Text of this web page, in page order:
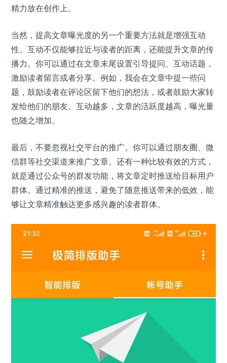
精力放在创作上。
当然，提高文章曝光度的另一个重要方法就是增强互动
性。互动不仅能够拉近与读者的距离，还能提升文章的传
播力。你可以通过在文章末尾设置引导提问、互动话题，
激励读者留言或者分享。例如，我会在文章中提一些问
题，鼓励读者在评论区留下他们的想法，或者鼓励大家转
发给他们的朋友。互动越多，文章的活跃度越高，曝光量
也随之增加。
最后，不要忽视社交平台的推广。你可以通过朋友圈、微
信群等社交渠道来推广文章。还有一种比较有效的方式，
就是通过公众号的群发功能，将文章定时推送给目标用户
群体。通过精准的推送，避免了随意推送带来的低效，能
够让文章精准触达更多感兴趣的读者群体。